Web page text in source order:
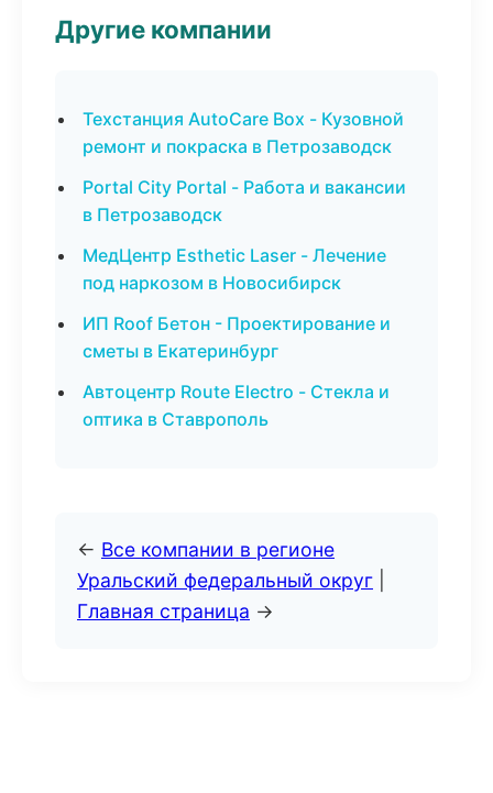
Другие компании
Техстанция AutoCare Box - Кузовной
ремонт и покраска в Петрозаводск
Portal City Portal - Работа и вакансии
в Петрозаводск
МедЦентр Esthetic Laser - Лечение
под наркозом в Новосибирск
ИП Roof Бетон - Проектирование и
сметы в Екатеринбург
Автоцентр Route Electro - Стекла и
оптика в Ставрополь
← Все компании в регионе
Уральский федеральный округ
Главная страница →